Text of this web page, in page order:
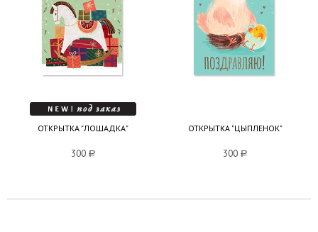
ОТКРЫТКА "ЛОШАДКА"
300 a
ОТКРЫТКА "ЦЫПЛЕНОК"
300 a